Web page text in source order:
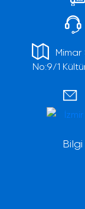
Mimar
No:9/1